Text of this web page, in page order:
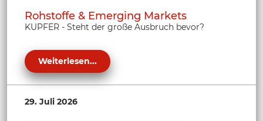
Rohstoffe & Emerging Markets
KUPFER - Steht der große Ausbruch bevor?
Weiterlesen...
29. Juli 2026